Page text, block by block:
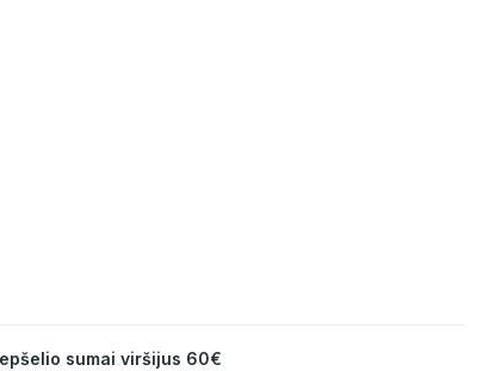
sumai viršijus 60€